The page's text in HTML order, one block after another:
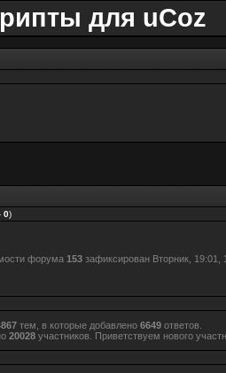
для uCoz
0)
форума 153 зафиксирован Вторник, 19:01,
тем, в которые добавлено 6649 ответов.
20028 участников. Приветствуем нового